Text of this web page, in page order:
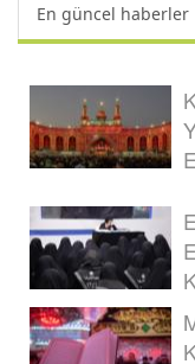
En güncel haberler